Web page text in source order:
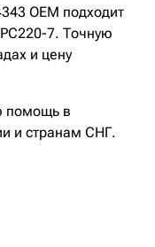
OEM подходит
7. Точную
и цену
помощь в
и странам СНГ.